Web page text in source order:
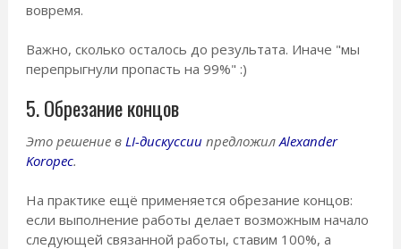
вовремя.
Важно, сколько осталось до результата. Иначе "мы
перепрыгнули пропасть на 99%" :)
5. Обрезание концов
Это решение в LI-дискуссии предложилAlexander
Koropec.
На практике ещё применяется обрезание концов:
если выполнение работы делает возможным начало
следующей связанной работы, ставим 100%, а